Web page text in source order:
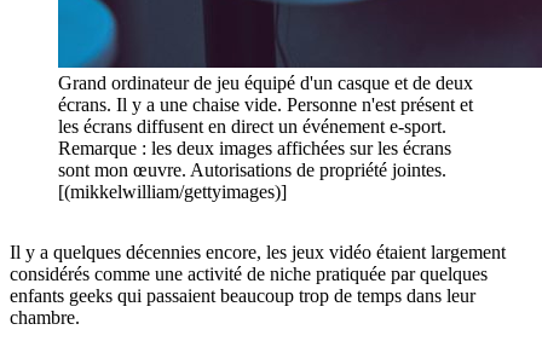
Grand ordinateur de jeu équipé d'un casque et de deux
écrans. Il y a une chaise vide. Personne n'est présent et
les écrans diffusent en direct un événement e-sport.
Remarque : les deux images affichées sur les écrans
sont mon œuvre. Autorisations de propriété jointes.
[(mikkelwilliam/gettyimages)]
Il y a quelques décennies encore, les jeux vidéo étaient largement
considérés comme une activité de niche pratiquée par quelques
enfants geeks qui passaient beaucoup trop de temps dans leur
chambre.